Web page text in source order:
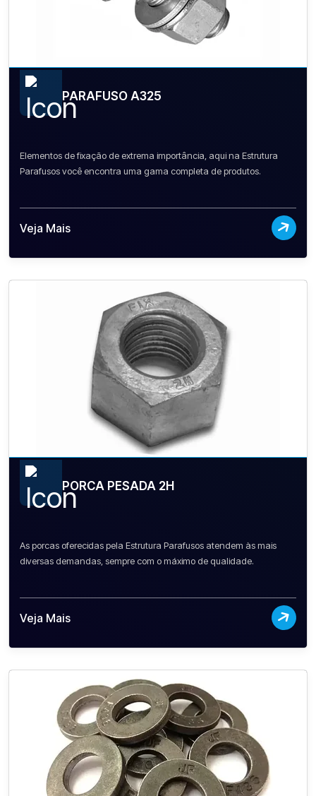
PARAFUSO A325
Elementos de fixação de extrema importância, aqui na Estrutura
Parafusos você encontra uma gama completa de produtos.
Veja Mais
PORCA PESADA 2H
As porcas oferecidas pela Estrutura Parafusos atendem às mais
diversas demandas, sempre com o máximo de qualidade.
Veja Mais